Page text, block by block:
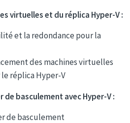
virtuelles et du réplica Hyper-V :
et la redondance pour la
des machines virtuelles
réplica Hyper-V
basculement avec Hyper-V :
de basculement